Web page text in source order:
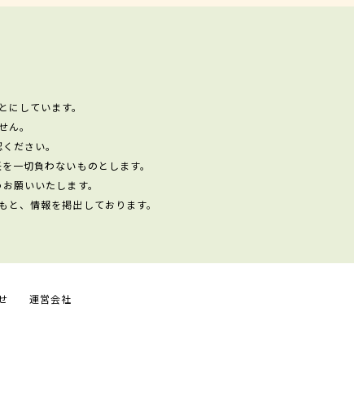
しています。
。
ださい。
一切負わないものとします。
願いいたします。
、情報を掲出しております。
運営会社